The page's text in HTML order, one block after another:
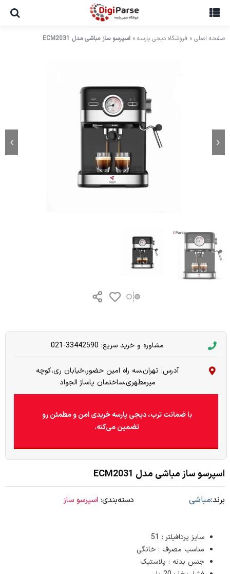
صفحه اصلی » فروشگاه دیجی پارسه » اسپرسو ساز مباشی مدل ECM2031
مشاوره و خرید سریع: 33442590-021
آدرس: تهران،سه راه امین حضور،خیابان ری،کوچه
میرمطهری،ساختمان پاساژ الجواد
با ضمانت ترب، دیجی پارسه خریدی امن و مطمئن رو
تضمین می‌کنه.
اسپرسو ساز مباشی مدل ECM2031
برند:مباشی دسته‌بندی: اسپرسو ساز
سایز پرتافیلتر : 51
مناسب مصرف : خانگی
جنس بدنه : پلاستیک